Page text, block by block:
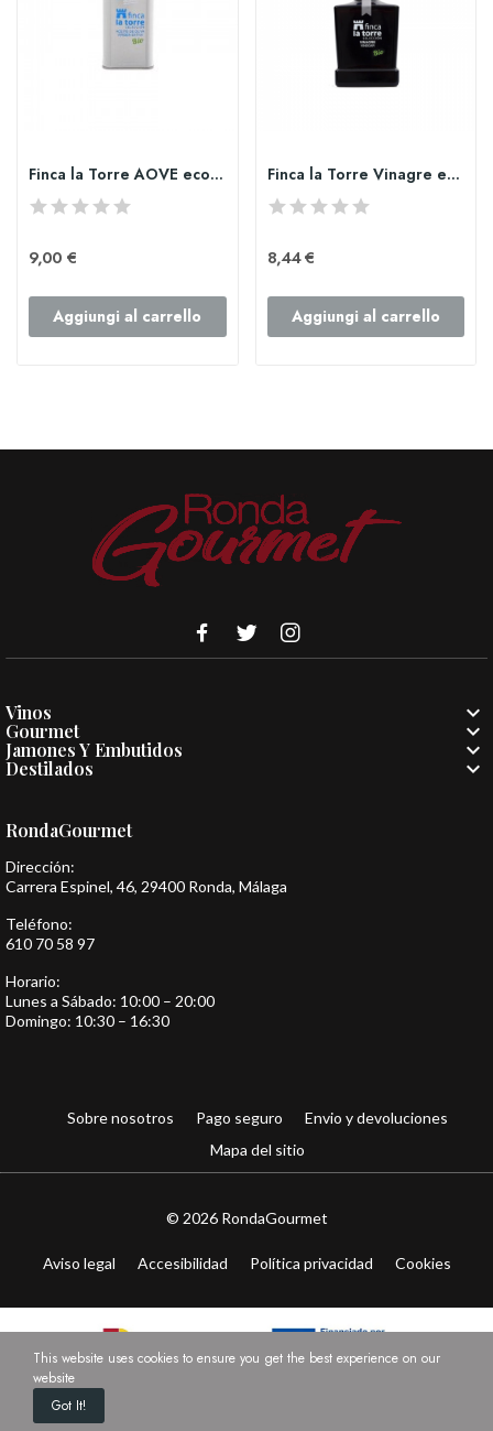
Finca la Torre AOVE ecológico Arbequina lata 250ml
9,00 €
Aggiungi al carrello
Finca la Torre Vinagre ecológico Pedro Ximénez...
8,44 €
Aggiungi al carrello
Vinos 
Gourmet 
Jamones Y Embutidos 
Destilados 
RondaGourmet
Dirección:
Carrera Espinel, 46, 29400 Ronda, Málaga
Teléfono:
610 70 58 97
Horario:
Lunes a Sábado: 10:00 – 20:00
Domingo: 10:30 – 16:30
Sobre nosotros Pago seguro
Envio y devoluciones
Mapa del sitio
© 2026 RondaGourmet
Aviso legal Accesibilidad Política privacidad Cookies
This website uses cookies to ensure you get the best experience on our
website
Got It!